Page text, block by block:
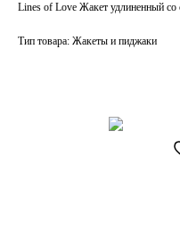
Lines of Love Жакет удлиненный со
Тип товара: Жакеты и пиджаки